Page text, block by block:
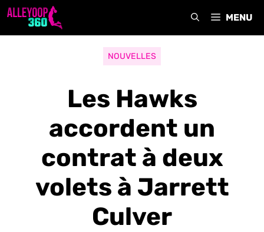
Aller
MENU
NOUVELLES
Les Hawks
accordent un
contrat à deux
volets à Jarrett
Culver